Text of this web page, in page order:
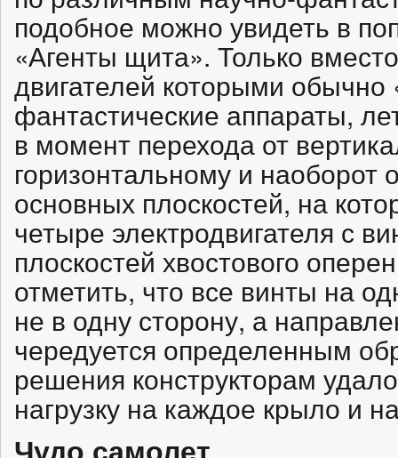
подобное можно увидеть в
«Агенты щита». Только
двигателей которыми обычно
фантастические аппараты,
в момент перехода от
горизонтальному и наоборот
основных плоскостей, на
четыре электродвигателя с
плоскостей хвостового
отметить, что все винты на
не в одну сторону, а
чередуется определенным
решения конструкторам
нагрузку на каждое крыло и